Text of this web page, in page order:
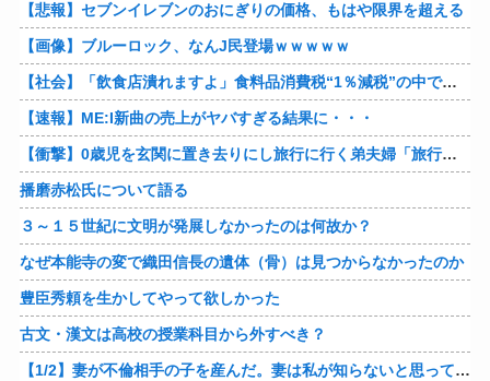
【悲報】セブンイレブンのおにぎりの価格、もはや限界を超える
【画像】ブルーロック、なんJ民登場ｗｗｗｗｗ
【社会】「飲食店潰れますよ」食料品消費税“1％減税”の中で上がる懸念 外食は10％で“9％”差に…一方で対象の弁当店でも悲痛な声「値下げできない…」
【速報】ME:I新曲の売上がヤバすぎる結果に・・・
【衝撃】0歳児を玄関に置き去りにし旅行に行く弟夫婦「旅行中、1ヶ月世話しろw」18年後に返せと言われ「お前らの子供、捨てたよ?」「は!?」
播磨赤松氏について語る
３～１５世紀に文明が発展しなかったのは何故か？
なぜ本能寺の変で織田信長の遺体（骨）は見つからなかったのか
豊臣秀頼を生かしてやって欲しかった
古文・漢文は高校の授業科目から外すべき？
【1/2】妻が不倫相手の子を産んだ。妻は私が知らないと思っている。遠方のため会うのは年に数回程度だが、今も不倫相手とは切れていない。そしてまもなく妻は不倫相手に会いに行く…